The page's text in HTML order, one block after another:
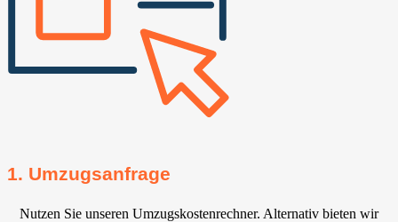
1. Umzugsanfrage
Nutzen Sie unseren Umzugskostenrechner. Alternativ bieten wir